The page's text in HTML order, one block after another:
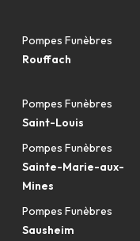
Pompes Funèbres
Rouffach
Pompes Funèbres
Saint-Louis
Pompes Funèbres
Sainte-Marie-aux-
Mines
Pompes Funèbres
Sausheim